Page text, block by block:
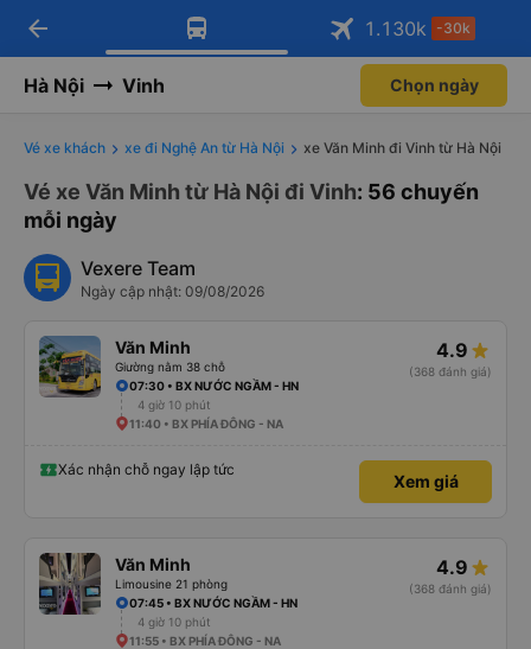
Tải app Vexere ngay!
Nhận ưu đãi thành viên độc
Mở app
Tải app Vexere
-30k/ghế khi đặt vé máy bay qua
Mở app
arrow_back 1.130k -30k
Hà Nội Vinh Chọn ngày
Vé xe khách xe đi Nghệ An từ Hà Nội xe Văn Minh đi Vinh từ Hà Nội
Vé xe Văn Minh từ Hà Nội đi Vinh: 56 chuyến
mỗi ngày
Vexere Team
Ngày cập nhật: 09/08/2026
Văn Minh
Giường nằm 38 chỗ
4.9
(368 đánh giá)
07:30 • BX NƯỚC NGẦM - HN
4 giờ 10 phút
11:40 • BX PHÍA ĐÔNG - NA
Xác nhận chỗ ngay lập tức
Xem giá
Văn Minh
Limousine 21 phòng
4.9
(368 đánh giá)
07:45 • BX NƯỚC NGẦM - HN
4 giờ 10 phút
11:55 • BX PHÍA ĐÔNG - NA